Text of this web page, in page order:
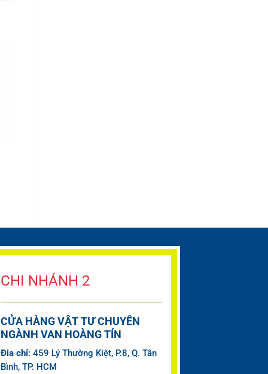
CHI NHÁNH 2
CỬA HÀNG VẬT TƯ CHUYÊN
NGÀNH VAN HOÀNG TÍN
Đia chỉ: 459 Lý Thường Kiệt, P.8, Q. Tân
Bình, TP. HCM